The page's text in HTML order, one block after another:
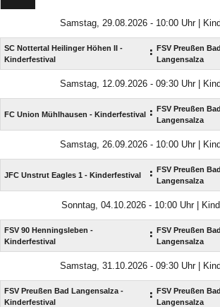
Samstag, 29.08.2026 - 10:00 Uhr |
SC Nottertal Heilinger Höhen II -
Kinderfestival
:
FSV Preußen Bad
Langensalza
Samstag, 12.09.2026 - 09:30 Uhr |
FC Union Mühlhausen - Kinderfestival :
FSV Preußen Bad
Langensalza
Samstag, 26.09.2026 - 10:00 Uhr |
JFC Unstrut Eagles 1 - Kinderfestival :
FSV Preußen Bad
Langensalza
Sonntag, 04.10.2026 - 10:00 Uhr |
FSV 90 Henningsleben -
Kinderfestival
:
FSV Preußen Bad
Langensalza
Samstag, 31.10.2026 - 09:30 Uhr |
FSV Preußen Bad Langensalza -
Kinderfestival
:
FSV Preußen Bad
Langensalza